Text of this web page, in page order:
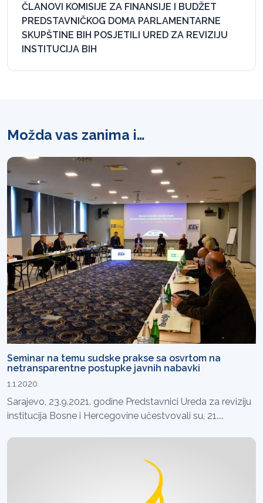
ČLANOVI KOMISIJE ZA FINANSIJE I BUDŽET
PREDSTAVNIČKOG DOMA PARLAMENTARNE
SKUPŠTINE BIH POSJETILI URED ZA REVIZIJU
INSTITUCIJA BIH
Možda vas zanima i…
Seminar na temu sudske prakse sa osvrtom na
netransparentne postupke javnih nabavki
1.1.2020
Sarajevo, 23.9.2021. godine Predstavnici Ureda za reviziju
institucija Bosne i Hercegovine učestvovali su, 21....